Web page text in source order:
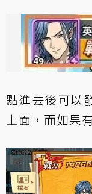
點進去後可以
上面，而如果